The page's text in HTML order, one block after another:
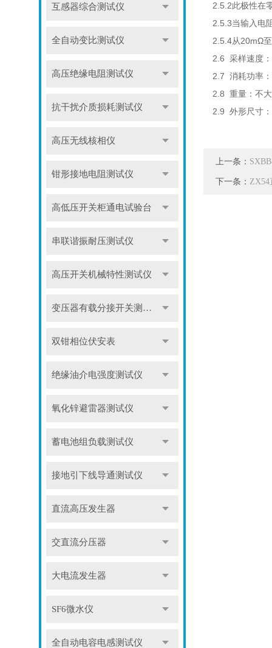
互感器综合测试仪
全自动变比测试仪
高压绝缘电阻测试仪
抗干扰介质损耗测试仪
高压无线核相仪
钳形接地电阻测试仪
高低压开关柜通电试验台
串联谐振耐压测试仪
高压开关机械特性测试仪
变压器有载分接开关测试仪
双钳相位伏安表
绝缘油介电强度测试仪
氧化锌避雷器测试仪
蓄电池组负载测试仪
接地引下线导通测试仪
直流高压发生器
交直流分压器
大电流发生器
SF6微水仪
全自动电容电感测试仪
2.5.2此极性在
2.5.3当输入电
2.5.4从20mΩ
2.6 采样速度
2.7 消耗功率
2.8 重量：不
2.9 外形尺寸
上一条：
下一条： ZX54